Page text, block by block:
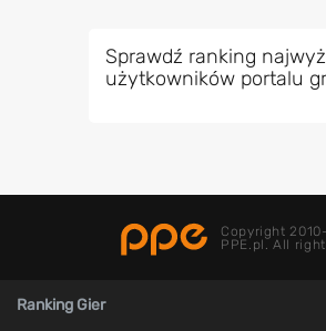
Sprawdź ranking
użytkowników portalu
Copyright
PPE.pl. All
Ranking Gier